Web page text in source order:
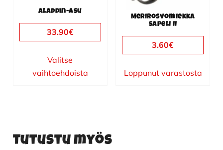
Aladdin-asu
33.90€
Valitse
vaihtoehdoista
valinnat
Merirosvomiekka
sapeli II
3.60€
Loppunut varastosta
Tutustu myös